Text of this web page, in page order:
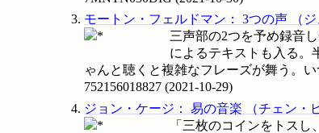
モートン・フェルドマン ： 3つの声 （
三声部の2つを予め録音
によるテキストも入る。
ゃんと聴くと複雑なフレーズが舞う。
752156018827 (2021-10-29)
ジョン・ケージ ： 易の音楽 （チェン・
「三枚のコインをトス